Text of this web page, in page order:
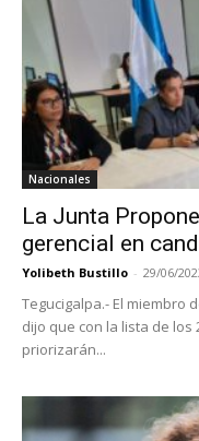
Nacionales
La Junta
gerencial en
Yolibeth Bustillo - 29/06/
Tegucigalpa.- El miembro
dijo que con la lista de los
priorizarán...